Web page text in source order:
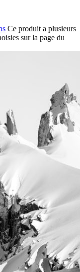
Ce produit a plusieurs
sur la page du